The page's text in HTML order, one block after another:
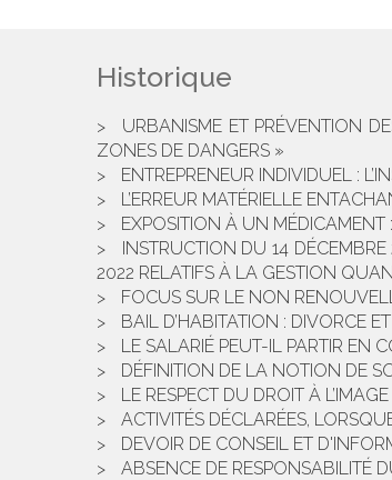
Historique
URBANISME ET PRÉVENTION
ZONES DE DANGERS »
ENTREPRENEUR INDIVIDUEL :
L’ERREUR MATÉRIELLE
EXPOSITION À UN
INSTRUCTION DU 14
2022 RELATIFS À LA GESTION
FOCUS SUR LE NON
BAIL D’HABITATION : DIVORCE
LE SALARIÉ PEUT-IL PARTIR EN
DÉFINITION DE LA NOTION DE
LE RESPECT DU DROIT À
ACTIVITÉS DÉCLARÉES,
DEVOIR DE CONSEIL ET
ABSENCE DE RESPONSABILITÉ